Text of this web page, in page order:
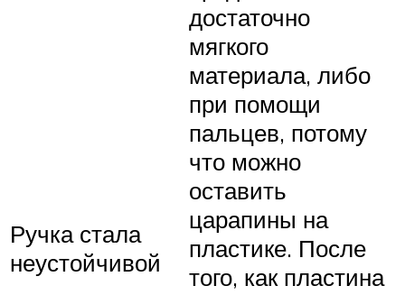
Ручка стала
неустойчивой
достаточно
мягкого
материала, либо
при помощи
пальцев, потому
что можно
оставить
царапины на
пластике. После
того, как пластина